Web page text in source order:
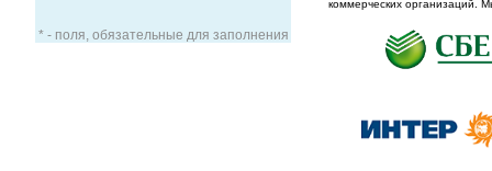
* - поля, обязательные для заполнения
коммерческих организаций.